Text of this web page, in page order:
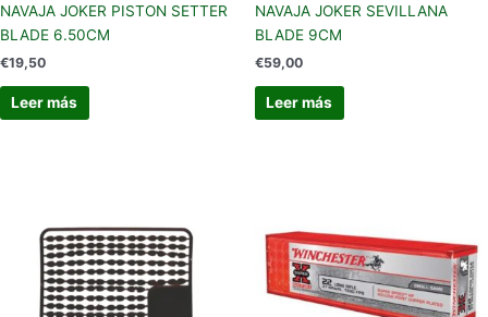
NAVAJA JOKER PISTON SETTER
BLADE 6.50CM
€19,50
Leer más
NAVAJA JOKER SEVILLANA
BLADE 9CM
€59,00
Leer más